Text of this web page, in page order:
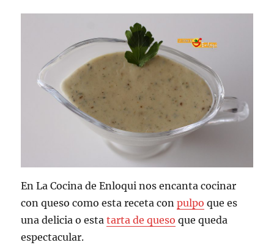
En La Cocina de Enloqui nos encanta cocinar
con queso como esta receta conpulpo que es
una delicia o estatarta de queso que queda
espectacular.